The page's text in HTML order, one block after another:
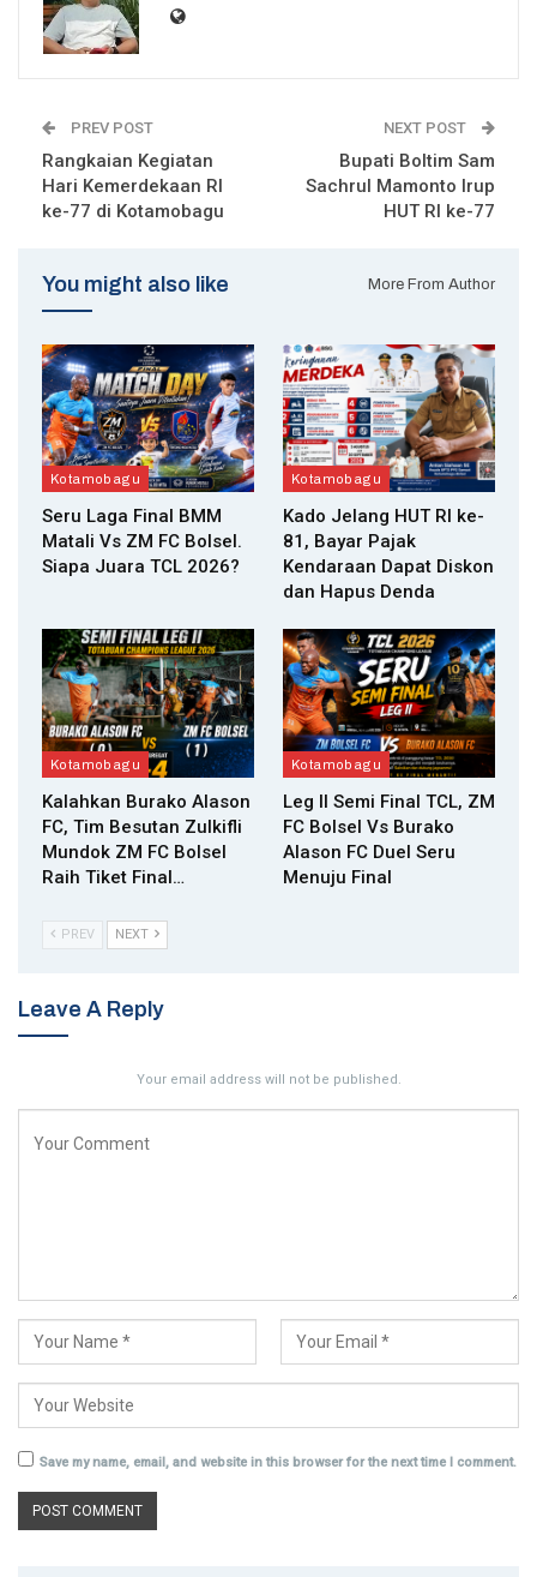
PREV POST
Rangkaian Kegiatan
Hari Kemerdekaan RI
ke-77 di Kotamobagu
NEXT POST
Bupati Boltim Sam
Sachrul Mamonto Irup
HUT RI ke-77
You might also like More From Author
Kotamobagu
Seru Laga Final BMM
Matali Vs ZM FC Bolsel.
Siapa Juara TCL 2026?
Kotamobagu
Kado Jelang HUT RI ke-
81, Bayar Pajak
Kendaraan Dapat Diskon
dan Hapus Denda
Kotamobagu
Kalahkan Burako Alason
FC, Tim Besutan Zulkifli
Mundok ZM FC Bolsel
Raih Tiket Final…
Kotamobagu
Leg II Semi Final TCL, ZM
FC Bolsel Vs Burako
Alason FC Duel Seru
Menuju Final
PREV NEXT
Leave A Reply
Your email address will not be published.
Save my name, email, and website in this browser for the next time I comment.